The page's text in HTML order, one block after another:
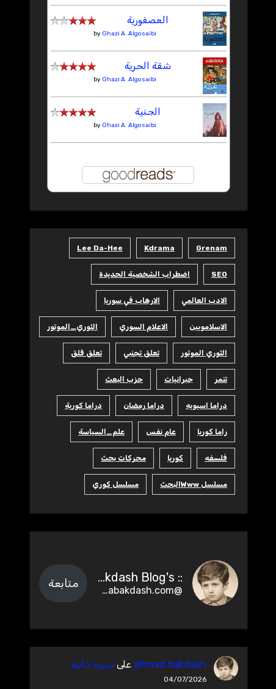
العصفورية
by Ghazi A. Algosaibi
شقة الحرية
by Ghazi A. Algosaibi
الجنية
by Ghazi A. Algosaibi
Grenam
Kdrama
Lee Da-Hee
SEO اضطراب الشخصية الحديدة
الادب العالمي الارهاب في سوريا
الاسلامويين الاعلام السوري الثوري_الموتور
الثوري الموتور تعلق تجنبي تعلق قلق
تنمر جبرانيات حزب البعث
دراما اسيويه دراما رمضان دراما كورية
راما كوريا عام نفس علم_السياسة
فلسفه كوريا محركات بحث
مسلسل Wwwالبحث مسلسل كوري
:: Ahmad Bakdash Blog's ::
@abakdash.com@abakdash.com
متابعة
ahmad bakdash على سيرة ذاتية
04/07/2026